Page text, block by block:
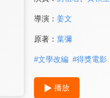
導演： 姜文
原著： 葉彌
#文學改編 #得獎電影
播放